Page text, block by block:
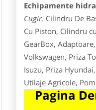
Echipamente
Cugir. Cilindru De
Cu Piston, Cilindru
GearBox,
Volkswagen, Priza
Isuzu, Priza
Utilaje Agricole,
Pagina